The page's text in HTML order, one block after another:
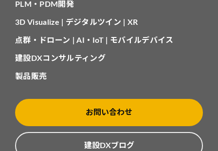
PLM・PDM開発
3D Visualize | デジタルツイン | XR
点群・ドローン | AI・IoT | モバイルデバイス
建設DXコンサルティング
製品販売
お問い合わせ
建設DXブログ